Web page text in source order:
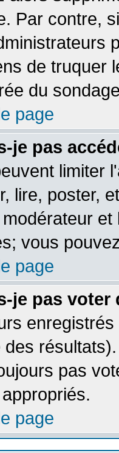
Par contre,
de truquer
du
page
je pas
limiter
lire, poster,
vous
page
je pas voter
pas
page